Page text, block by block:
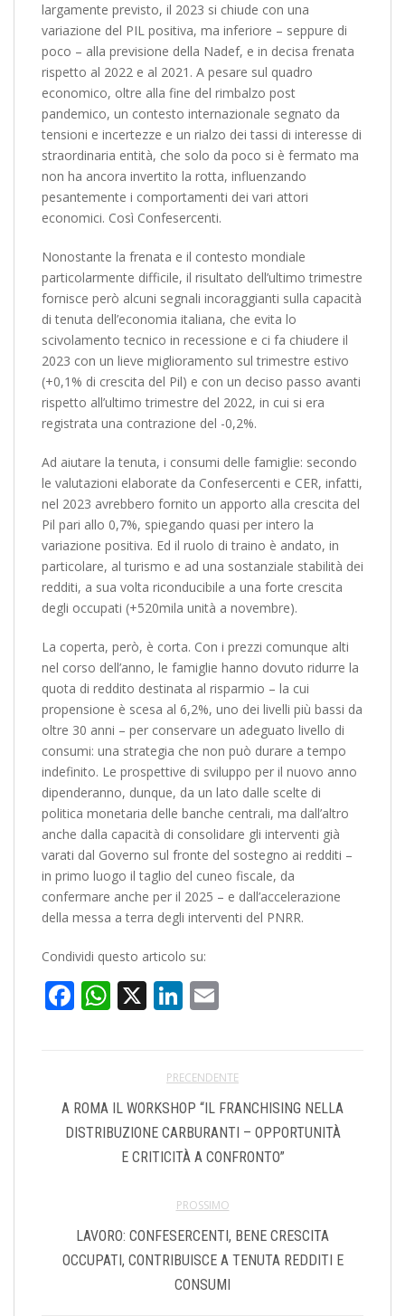
largamente previsto, il 2023 si chiude con una
variazione del PIL positiva, ma inferiore – seppure di
poco – alla previsione della Nadef, e in decisa frenata
rispetto al 2022 e al 2021. A pesare sul quadro
economico, oltre alla fine del rimbalzo post
pandemico, un contesto internazionale segnato da
tensioni e incertezze e un rialzo dei tassi di interesse di
straordinaria entità, che solo da poco si è fermato ma
non ha ancora invertito la rotta, influenzando
pesantemente i comportamenti dei vari attori
economici. Così Confesercenti.
Nonostante la frenata e il contesto mondiale
particolarmente difficile, il risultato dell’ultimo trimestre
fornisce però alcuni segnali incoraggianti sulla capacità
di tenuta dell’economia italiana, che evita lo
scivolamento tecnico in recessione e ci fa chiudere il
2023 con un lieve miglioramento sul trimestre estivo
(+0,1% di crescita del Pil) e con un deciso passo avanti
rispetto all’ultimo trimestre del 2022, in cui si era
registrata una contrazione del -0,2%.
Ad aiutare la tenuta, i consumi delle famiglie: secondo
le valutazioni elaborate da Confesercenti e CER, infatti,
nel 2023 avrebbero fornito un apporto alla crescita del
Pil pari allo 0,7%, spiegando quasi per intero la
variazione positiva. Ed il ruolo di traino è andato, in
particolare, al turismo e ad una sostanziale stabilità dei
redditi, a sua volta riconducibile a una forte crescita
degli occupati (+520mila unità a novembre).
La coperta, però, è corta. Con i prezzi comunque alti
nel corso dell’anno, le famiglie hanno dovuto ridurre la
quota di reddito destinata al risparmio – la cui
propensione è scesa al 6,2%, uno dei livelli più bassi da
oltre 30 anni – per conservare un adeguato livello di
consumi: una strategia che non può durare a tempo
indefinito. Le prospettive di sviluppo per il nuovo anno
dipenderanno, dunque, da un lato dalle scelte di
politica monetaria delle banche centrali, ma dall’altro
anche dalla capacità di consolidare gli interventi già
varati dal Governo sul fronte del sostegno ai redditi –
in primo luogo il taglio del cuneo fiscale, da
confermare anche per il 2025 – e dall’accelerazione
della messa a terra degli interventi del PNRR.
Condividi questo articolo su:
Facebook
WhatsApp
X LinkedIn
PRECENDENTE
A ROMA IL WORKSHOP “IL FRANCHISING NELLA
DISTRIBUZIONE CARBURANTI – OPPORTUNITÀ
E CRITICITÀ A CONFRONTO”
PROSSIMO
LAVORO: CONFESERCENTI, BENE CRESCITA
OCCUPATI, CONTRIBUISCE A TENUTA REDDITI E
CONSUMI